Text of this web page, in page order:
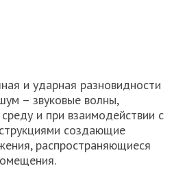
и ударная разновидности
– звуковые волны,
и при взаимодействии с
создающие
распространяющиеся